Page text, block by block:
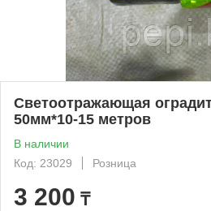
Светоотражающая
50мм*10-15 метров
В наличии
Код: 23029
Розница
3 200 ₸